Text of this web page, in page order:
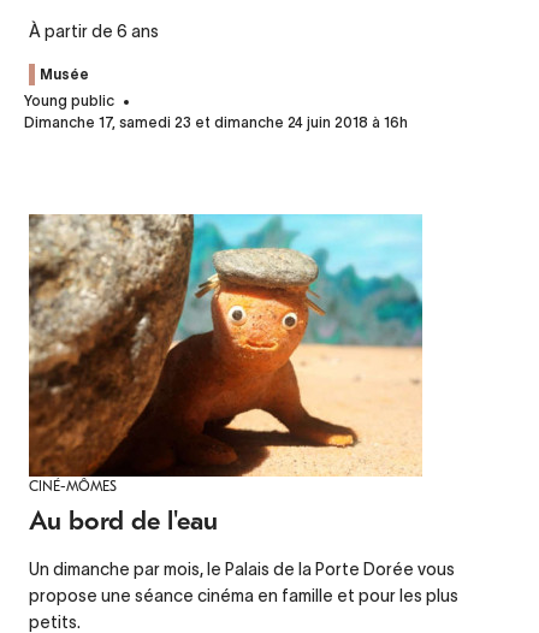
À partir de 6 ans
Musée
Young public
Dimanche 17, samedi 23 et dimanche 24 juin 2018 à 16h
CINÉ-MÔMES
Au bord de l'eau
Un dimanche par mois, le Palais de la Porte Dorée vous
propose une séance cinéma en famille et pour les plus
petits.